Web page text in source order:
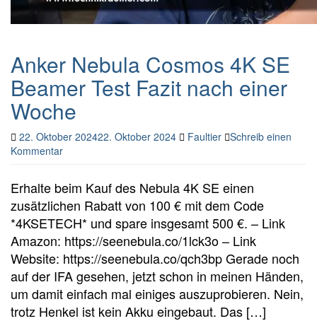
Anker Nebula Cosmos 4K SE
Beamer Test Fazit nach einer
Woche
22. Oktober 202422. Oktober 2024 Faultier Schreib einen
Kommentar
Erhalte beim Kauf des Nebula 4K SE einen
zusätzlichen Rabatt von 100 € mit dem Code
*4KSETECH* und spare insgesamt 500 €. – Link
Amazon: https://seenebula.co/1lck3o – Link
Website: https://seenebula.co/qch3bp Gerade noch
auf der IFA gesehen, jetzt schon in meinen Händen,
um damit einfach mal einiges auszuprobieren. Nein,
trotz Henkel ist kein Akku eingebaut. Das […]